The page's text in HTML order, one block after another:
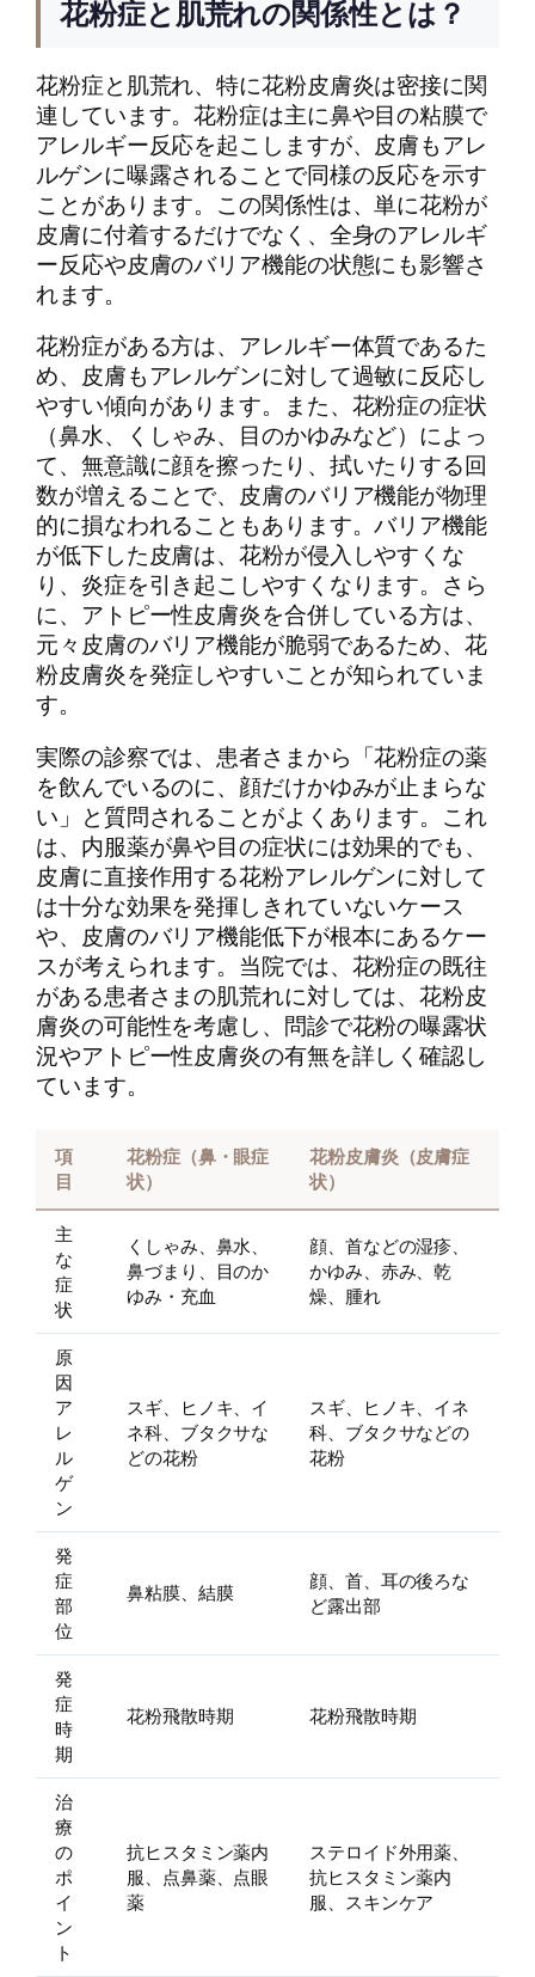
花粉症と肌荒れの関係性とは？
花粉症と肌荒れ、特に花粉皮膚炎は密接に関
連しています。花粉症は主に鼻や目の粘膜で
アレルギー反応を起こしますが、皮膚もアレ
ルゲンに曝露されることで同様の反応を示す
ことがあります。この関係性は、単に花粉が
皮膚に付着するだけでなく、全身のアレルギ
ー反応や皮膚のバリア機能の状態にも影響さ
れます。
花粉症がある方は、アレルギー体質であるた
め、皮膚もアレルゲンに対して過敏に反応し
やすい傾向があります。また、花粉症の症状
（鼻水、くしゃみ、目のかゆみなど）によっ
て、無意識に顔を擦ったり、拭いたりする回
数が増えることで、皮膚のバリア機能が物理
的に損なわれることもあります。バリア機能
が低下した皮膚は、花粉が侵入しやすくな
り、炎症を引き起こしやすくなります。さら
に、アトピー性皮膚炎を合併している方は、
元々皮膚のバリア機能が脆弱であるため、花
粉皮膚炎を発症しやすいことが知られていま
す。
実際の診察では、患者さまから「花粉症の薬
を飲んでいるのに、顔だけかゆみが止まらな
い」と質問されることがよくあります。これ
は、内服薬が鼻や目の症状には効果的でも、
皮膚に直接作用する花粉アレルゲンに対して
は十分な効果を発揮しきれていないケース
や、皮膚のバリア機能低下が根本にあるケー
スが考えられます。当院では、花粉症の既往
がある患者さまの肌荒れに対しては、花粉皮
膚炎の可能性を考慮し、問診で花粉の曝露状
況やアトピー性皮膚炎の有無を詳しく確認し
ています。
項
目
花粉症（鼻・眼症
状）
花粉皮膚炎（皮膚症
状）
主
な
症
状
くしゃみ、鼻水、
鼻づまり、目のか
ゆみ・充血
顔、首などの湿疹、
かゆみ、赤み、乾
燥、腫れ
原
因
ア
レ
ル
ゲ
ン
スギ、ヒノキ、イ
ネ科、ブタクサな
どの花粉
スギ、ヒノキ、イネ
科、ブタクサなどの
花粉
発
症
部
位
鼻粘膜、結膜
顔、首、耳の後ろな
ど露出部
発
症
時
期
花粉飛散時期 花粉飛散時期
治
療
の
ポ
イ
ン
ト
抗ヒスタミン薬内
服、点鼻薬、点眼
薬
ステロイド外用薬、
抗ヒスタミン薬内
服、スキンケア